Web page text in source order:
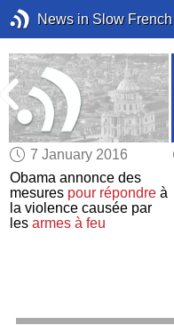
News in Slow French
7 January 2016
Obama annonce des
mesures pour répondre à
la violence causée par
lesarmes à feu